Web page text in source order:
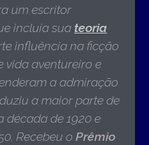
um escritor
incluía sua teoria
influência na ficção
vida aventureiro e
a admiração
a maior parte de
década de 1920 e
Recebeu o Prêmio